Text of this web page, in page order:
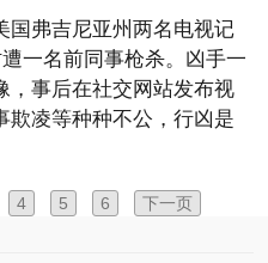
国弗吉尼亚州两名电视记
一名前同事枪杀。凶手一
，事后在社交网站发布视
欺凌等种种不公，行凶是
4 5 6 下一页